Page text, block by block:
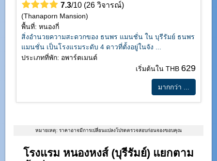
7.3/10 (26 วิจารณ์)
(Thanaporn Mansion)
พื้นที่: หนองกี่
สิ่งอำนวยความสะดวกของ ธนพร แมนชั่น ใน บุรีรัมย์ ธนพร
แมนชั่น เป็นโรงแรมระดับ 4 ดาวที่ตั้งอยู่ในจัง ...
ประเภทที่พัก: อพาร์ตเมนต์
เริ่มต้นใน THB 629
มากกว่า ...
หมายเหตุ: ราคาอาจมีการเปลี่ยนแปลงโปรดตรวจสอบก่อนจองขอบคุณ
โรงแรม หนองหงส์ (บุรีรัมย์) แยกตาม